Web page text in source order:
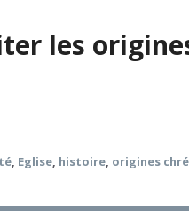
les
, Eglise, histoire, origines